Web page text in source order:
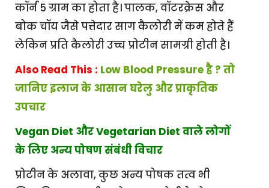
कॉर्न 5 ग्राम का होता है। पालक, वॉटरक्रेस और
बोक चॉय जैसे पत्तेदार साग कैलोरी में कम होते हैं
लेकिन प्रति कैलोरी उच्च प्रोटीन सामग्री होती है।
Also Read This : Low Blood Pressure है ? तो
जानिए इलाज के आसान घरेलु और प्राकृतिक
उपचार
Vegan Diet और Vegetarian Diet वाले लोगों
के लिए अन्य पोषण संबंधी विचार
प्रोटीन के अलावा, कुछ अन्य पोषक तत्व भी